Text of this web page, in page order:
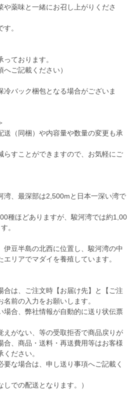
や薬味と一緒にお召し上がりくださ
。
っております。
へご記載ください）
冷バック梱包となる場合がございま
送（同梱）や内容量や数量の変更も承
らすことができますので、お気軽にご
湾、最深部は2,500mと日本一深い湾で
種ほどありますが、駿河湾では約1,00
。
伊豆半島の北西に位置し、駿河湾の中
リアでマダイを養殖しています。
合は、ご注文時【お届け先】と【ご注
前の入力をお願いします。
場合、弊社情報が自動的に送り状伝票
えがない、等の受取拒否で商品戻りが
合、商品・送料・再送費用等はお客様
ださい。
要な場合は、申し送り事項へご記載く
しでの配送となります。）